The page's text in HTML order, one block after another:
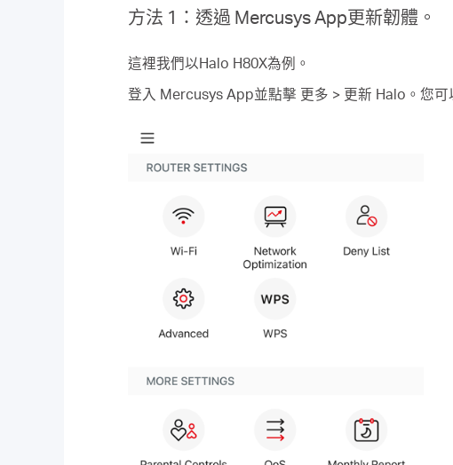
方法 1：透過 Mercusys App更新韌體。
這裡我們以Halo H80X為例。
登入 Mercusys App並點擊 更多 > 更新 Halo。您